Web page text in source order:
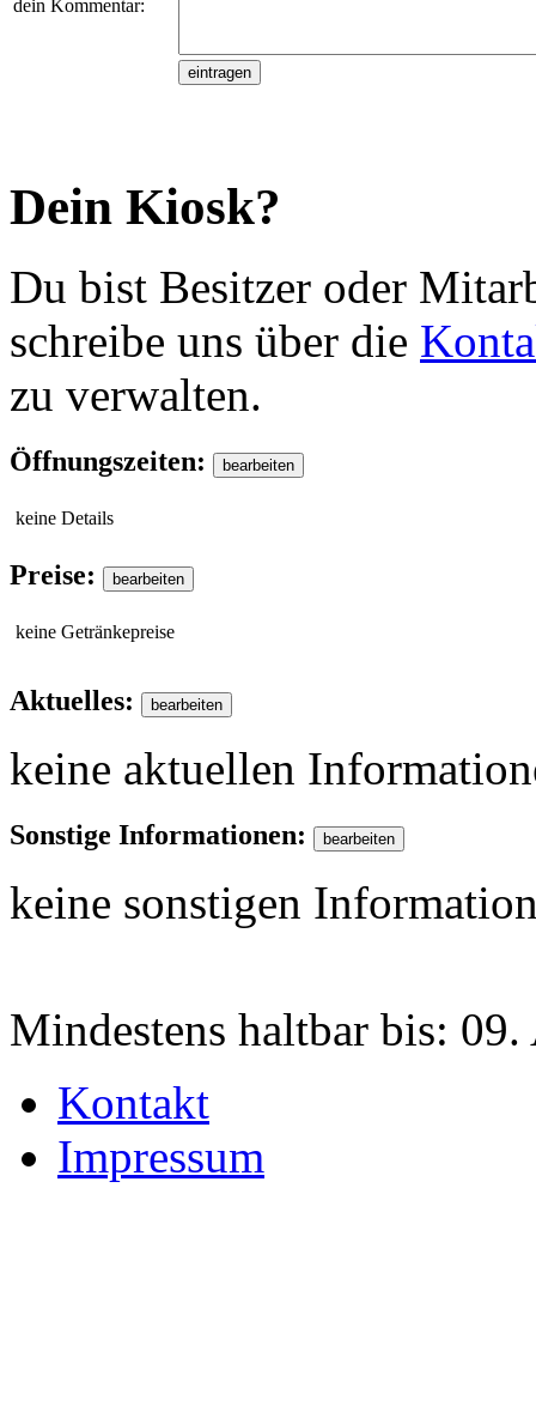
dein Kommentar:
Dein Kiosk?
Du bist Besitzer oder
schreibe uns über die
zu verwalten.
Öffnungszeiten:
keine Details
Preise:
keine Getränkepreise
Aktuelles:
keine aktuellen
Sonstige Informationen:
keine sonstigen
Mindestens haltbar bis: 09.
Kontakt
Impressum